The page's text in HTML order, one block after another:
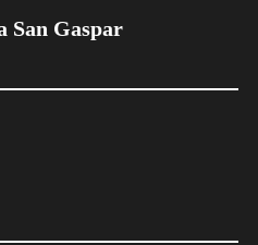
San Gaspar